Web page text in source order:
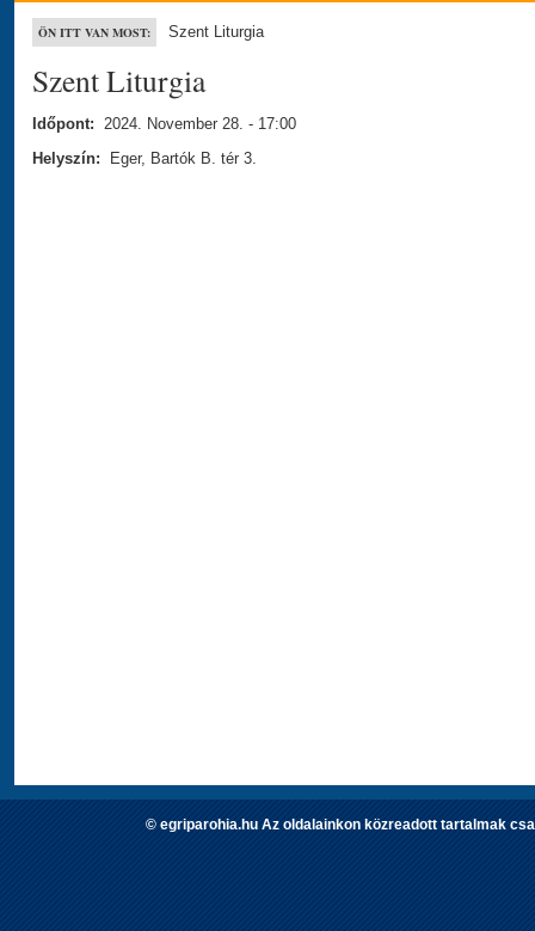
ÖN ITT VAN MOST: Szent Liturgia
Szent Liturgia
Időpont: 2024. November 28. - 17:00
Helyszín:
Eger, Bartók B. tér 3.
© egriparohia.hu Az oldalainkon közreadott tartalmak